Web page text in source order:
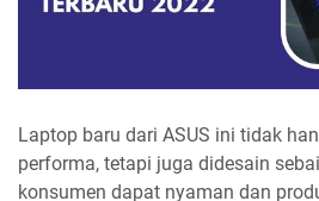
Laptop baru dari ASUS ini tidak
performa, tetapi juga didesain
konsumen dapat nyaman dan